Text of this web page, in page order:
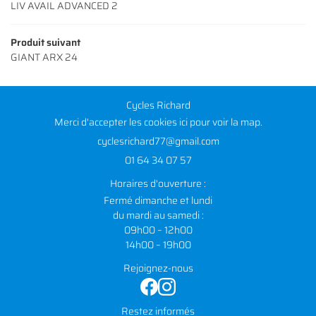
LIV AVAIL ADVANCED 2
Produit suivant
GIANT ARX 24
Cycles Richard
Merci d'accepter les cookiesicipour voir la map.
01 64 34 07 57
Horaires d'ouverture :
Fermé dimanche et lundi
du mardi au samedi :
09h00 – 12h00
14h00 – 19h00
Rejoignez-nous
Restez informés